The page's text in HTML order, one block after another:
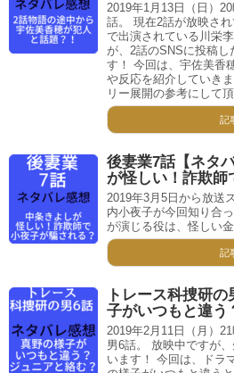
2019年1月13日（日）
話。 現在2話が放映さ
で出演されている川栄
が、2話のSNSに投稿し
す！ 今回は、宇佐美香
や反応を紹介していき
リー展開の参考にして
記
後妻業7話【ネタ
が怪しい！詐欺師
2019年3月5日から放送
内小夜子が今回知り合
が演じる役は、怪しい
記
トレース科捜研
子がいつもと違う
2019年2月11日（月）
男6話。 放映中ですが
います！ 今回は、ドラ